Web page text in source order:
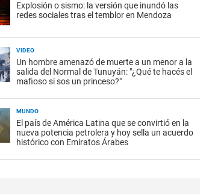
Explosión o sismo: la versión que inundó las
redes sociales tras el temblor en Mendoza
VIDEO
Un hombre amenazó de muerte a un menor a la
salida del Normal de Tunuyán: "¿Qué te hacés el
mafioso si sos un princeso?"
MUNDO
El país de América Latina que se convirtió en la
nueva potencia petrolera y hoy sella un acuerdo
histórico con Emiratos Árabes